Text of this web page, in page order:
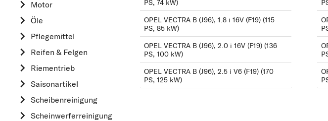
Motor
Öle
Pflegemittel
Reifen & Felgen
Riementrieb
Saisonartikel
Scheibenreinigung
Scheinwerferreinigung
D
DACIA
DAIHATSU
F
FIAT
FORD
CASCADA
CORSA
F
PS, 74 kW)
OPEL VECTRA B (J96), 1.8 i 16V (F19) (115
PS, 85 kW)
OPEL VECTRA B (J96), 2.0 i 16V (F19) (136
PS, 100 kW)
OPEL VECTRA B (J96), 2.5 i V6 (F19) (170
PS, 125 kW)